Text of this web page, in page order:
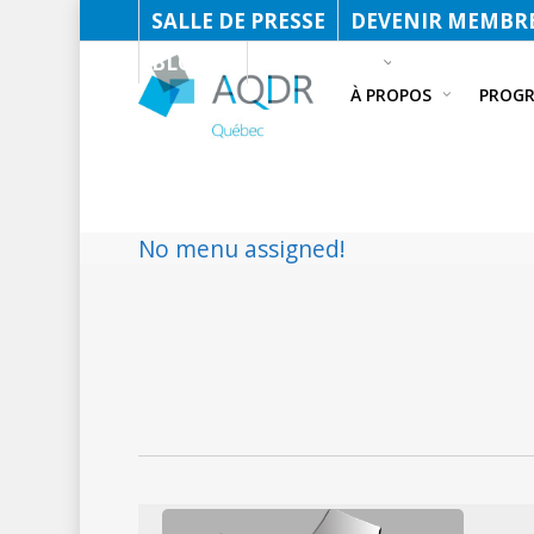
SALLE DE PRESSE DEVENIR
BLOGUE
À PROPOS
No menu assigned!